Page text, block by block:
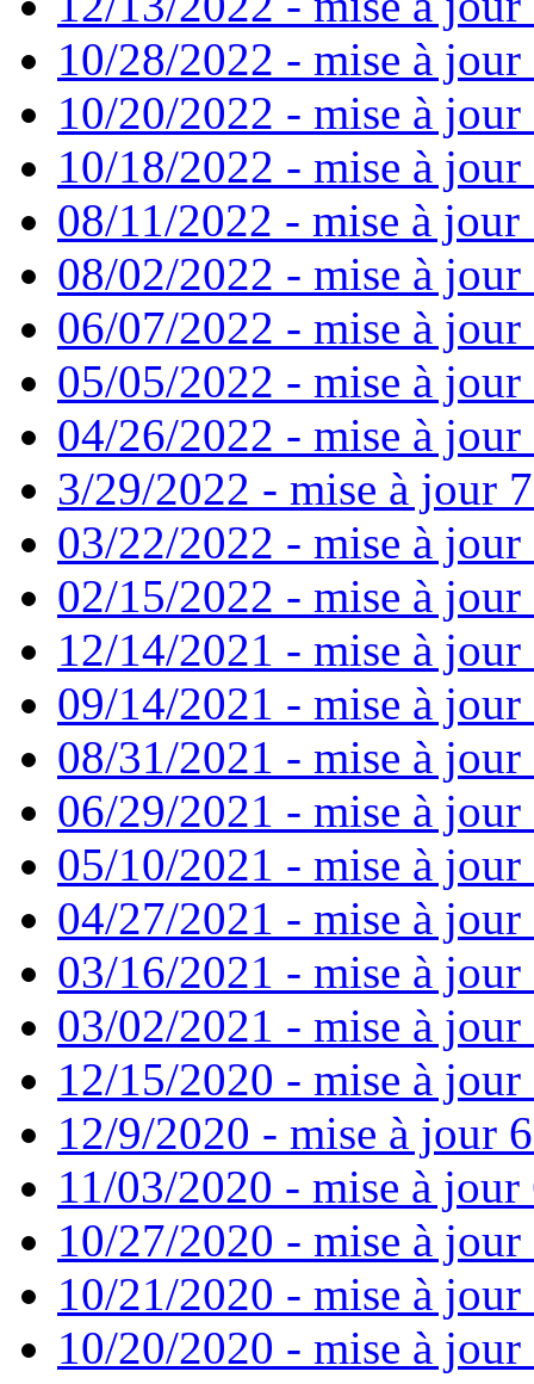
10/28/2022 - mise à jour
10/20/2022 - mise à jour
10/18/2022 - mise à jour
08/11/2022 - mise à jour
08/02/2022 - mise à
06/07/2022 - mise à jour
05/05/2022 - mise à jour
04/26/2022 - mise à jour
3/29/2022 - mise à jour
03/22/2022 - mise à jour
02/15/2022 - mise à
12/14/2021 - mise à jour
09/14/2021 - mise à jour
08/31/2021 - mise à jour
06/29/2021 - mise à jour
05/10/2021 - mise à jour
04/27/2021 - mise à jour
03/16/2021 - mise à jour
03/02/2021 - mise à jour
12/15/2020 - mise à jour
12/9/2020 - mise à jour
11/03/2020 - mise à jour
10/27/2020 - mise à jour
10/21/2020 - mise à jour
10/20/2020 - mise à jour